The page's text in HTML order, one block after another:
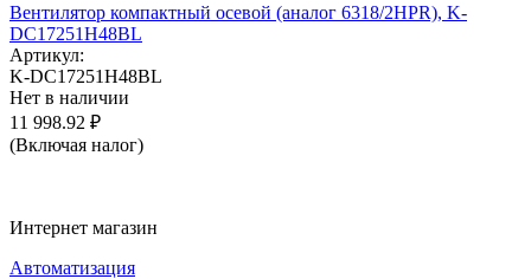
Вентилятор компактный осевой (аналог 6318/2HPR), K-
DC17251H48BL
Артикул:
K-DC17251H48BL
Нет в наличии
11 998.92 ₽
(Включая налог)
Интернет магазин
Автоматизация